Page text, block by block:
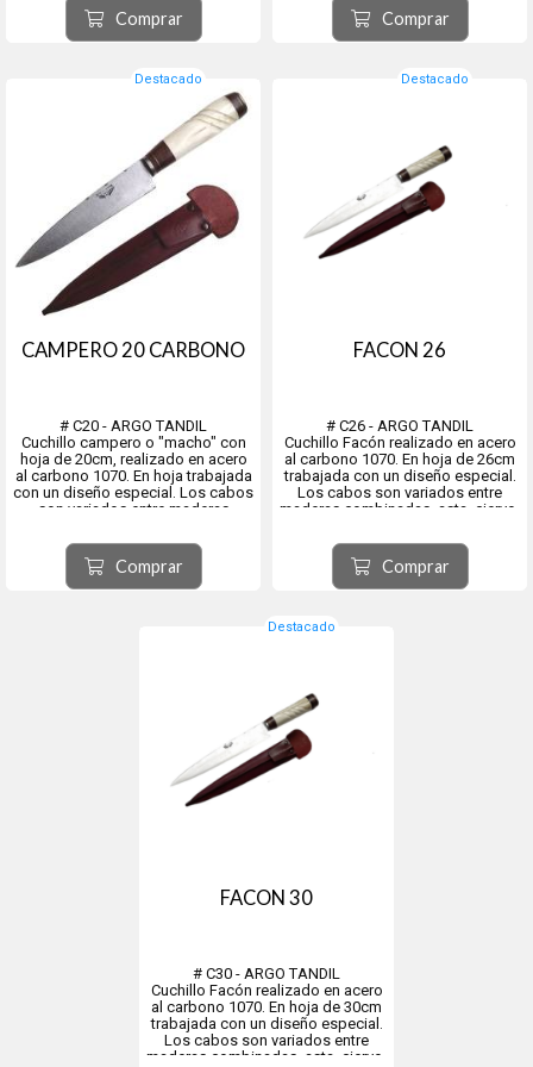
increíble al óxido y la corrosió...
Comprar
microdentado. Funda semirrígida
que se puede ajustar a la pierna o
al cinturón. Dos corre...
Comprar
Destacado
CAMPERO 20 CARBONO
# C20 - ARGO TANDIL
Cuchillo campero o "macho" con
hoja de 20cm, realizado en acero
al carbono 1070. En hoja trabajada
con un diseño especial. Los cabos
son variados entre maderas
etc. Incluye su vaina en cuero
vaqueta, se entrega en elegante
caja de presentación. U...
Comprar
Destacado
FACON 26
# C26 - ARGO TANDIL
Cuchillo Facón realizado en acero
al carbono 1070. En hoja de 26cm
trabajada con un diseño especial.
Los cabos son variados entre
maderas combinadas, asta, ciervo,
vaqueta. Un regalo muy especial. El
asta de ciervo corresponde a
Ciervo Colora...
Comprar
Destacado
FACON 30
# C30 - ARGO TANDIL
Cuchillo Facón realizado en acero
al carbono 1070. En hoja de 30cm
trabajada con un diseño especial.
Los cabos son variados entre
maderas combinadas, asta, ciervo,